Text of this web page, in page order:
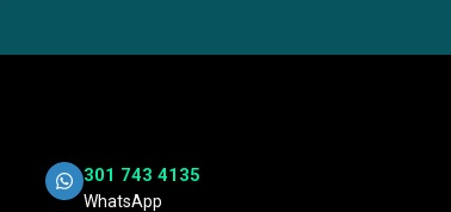
301 743 4135
WhatsApp